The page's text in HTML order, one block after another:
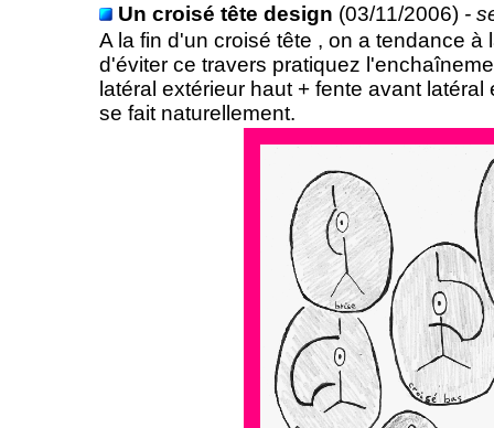
Un croisé tête design (03/11/2006) -
A la fin d'un croisé tête , on a tendance à
d'éviter ce travers pratiquez
latéral extérieur haut + fente avant
se fait naturellement.